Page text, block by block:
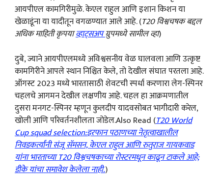
आयपीएल कामगिरीमुळे. केएल राहुल आणि इशान किशन या
खेळाडूंना या यादीतून वगळण्यात आले आहे. (T20 विश्वचषक बद्दल
अधिक माहिती कृपयाव्हाट्सअपग्रुपमध्ये सामील व्हा)
दुबे, ज्याने आयपीएलमध्ये अविश्वसनीय वेळ घालवला आणि उत्कृष्ट
कामगिरीने आपले स्थान निश्चित केले, तो देखील संघात परतला आहे.
ऑगस्ट 2023 मध्ये भारतासाठी शेवटची स्पर्धा करणारा लेग-स्पिनर
चहलचे आगमन देखील लक्षणीय आहे. चहल हा आक्रमणातील
दुसरा मनगट-स्पिनर म्हणून कुलदीप यादवसोबत भागीदारी करेल,
खोली आणि परिवर्तनशीलता जोडेल.Also Read (T20 World
Cup squad selection:इरफान पठाणच्या नेतृत्वाखालील
निवडकर्त्यांनी संजू सॅमसन, केएल राहुल आणि रुतुराज गायकवाड
यांना भारताच्या T20 विश्वचषकाच्या रोस्टरमधून काढून टाकले आहे;
डीके यांचा समावेश केलेला नाही.)